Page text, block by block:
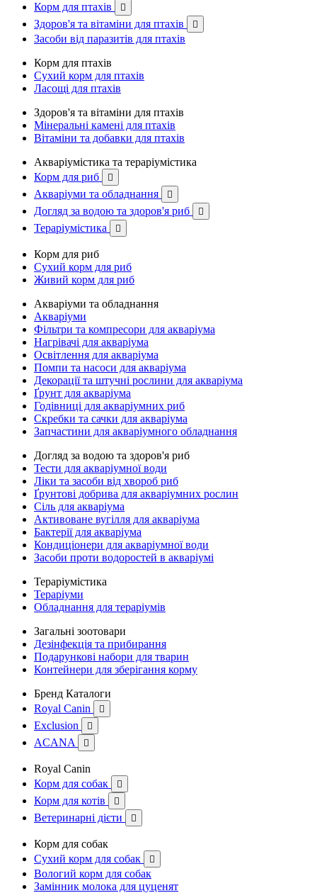
Корм для птахів

Здоров'я та вітаміни для птахів 
Засоби від паразитів для птахів
Корм для птахів
Сухий корм для птахів
Ласощі для птахів
Здоров'я та вітаміни для птахів
Мінеральні камені для птахів
Вітаміни та добавки для птахів
Акваріумістика та тераріумістика
Корм для риб

Акваріуми та обладнання 
Догляд за водою та здоров'я риб 
Тераріумістика 
Корм для риб
Сухий корм для риб
Живий корм для риб
Акваріуми та обладнання
Акваріуми
Фільтри та компресори для акваріума
Нагрівачі для акваріума
Освітлення для акваріума
Помпи та насоси для акваріума
Декорації та штучні рослини для акваріума
Ґрунт для акваріума
Годівниці для акваріумних риб
Скребки та сачки для акваріума
Запчастини для акваріумного обладнання
Догляд за водою та здоров'я риб
Тести для акваріумної води
Ліки та засоби від хвороб риб
Ґрунтові добрива для акваріумних рослин
Сіль для акваріума
Активоване вугілля для акваріума
Бактерії для акваріума
Кондиціонери для акваріумної води
Засоби проти водоростей в акваріумі
Тераріумістика
Тераріуми
Обладнання для тераріумів
Загальні зоотовари
Дезінфекція та прибирання
Подарункові набори для тварин
Контейнери для зберігання корму
Бренд Каталоги
Royal Canin

Exclusion 
ACANA 
Royal Canin
Корм для собак

Корм для котів 
Ветеринарні дієти 
Корм для собак
Сухий корм для собак

Вологий корм для собак
Замінник молока для цуценят